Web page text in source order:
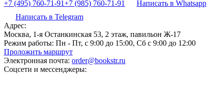
+7 (495) 760-71-91+7 (985) 760-71-91
Написать в Whatsapp
Написать в Telegram
Адрес:
Москва, 1-я Останкинская 53, 2 этаж, павильон Ж-17
Режим работы: Пн - Пт, с 9:00 до 15:00, Сб с 9:00 до 12:00
Проложить маршрут
Электронная почта: order@bookstr.ru
Соцсети и мессенджеры: